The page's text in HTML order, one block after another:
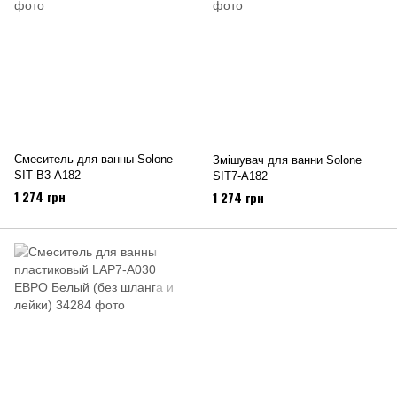
Смеситель для ванны Solone
SIT B3-А182
1 274 грн
Змішувач для ванни Solone
SIT7-A182
1 274 грн